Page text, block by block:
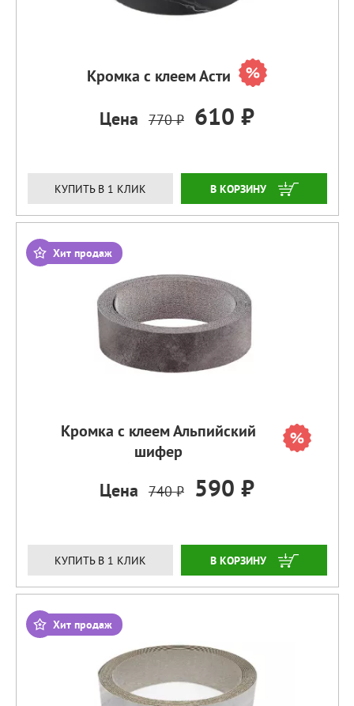
Кромка с клеем Асти
Цена 770 ₽ 610 ₽
КУПИТЬ В 1 КЛИК ЗАКАЗАТЬ
Хит продаж
Кромка с клеем Альпийский
шифер
Цена 740 ₽ 590 ₽
КУПИТЬ В 1 КЛИК ЗАКАЗАТЬ
Хит продаж